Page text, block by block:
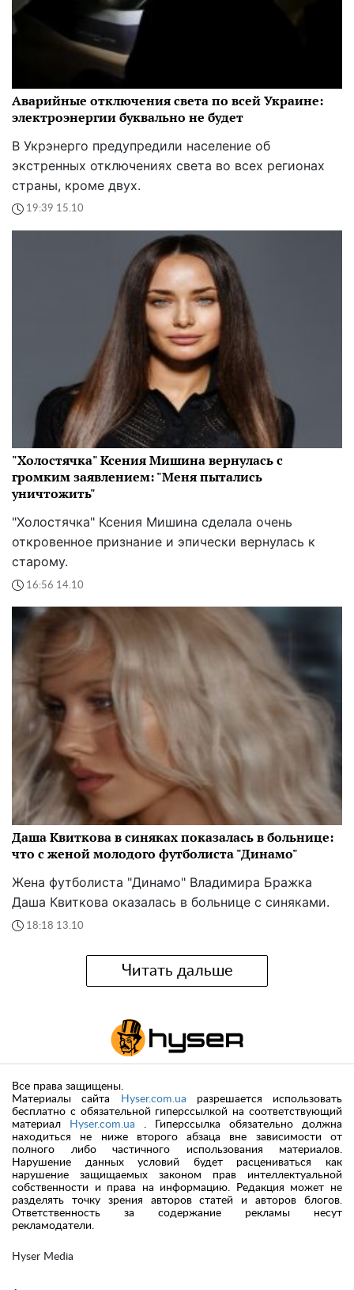
Аварийные отключения света по всей Украине:
электроэнергии буквально не будет
В Укрэнерго предупредили население об
экстренных отключениях света во всех регионах
страны, кроме двух.
19:39 15.10
"Холостячка" Ксения Мишина вернулась с
громким заявлением: "Меня пытались
уничтожить"
"Холостячка" Ксения Мишина сделала очень
откровенное признание и эпически вернулась к
старому.
16:56 14.10
Даша Квиткова в синяках показалась в больнице:
что с женой молодого футболиста "Динамо"
Жена футболиста "Динамо" Владимира Бражка
Даша Квиткова оказалась в больнице с синяками.
18:18 13.10
Читать дальше
Hyser Media
Все права защищены.
Материалы сайта
Hyser.com.ua разрешается использовать
бесплатно с обязательной гиперссылкой на соответствующий
материал
Hyser.com.ua . Гиперссылка обязательно должна
находиться не ниже второго абзаца вне зависимости от
полного либо частичного использования материалов.
Нарушение данных условий будет расцениваться как
нарушение защищаемых законом прав интеллектуальной
собственности и права на информацию. Редакция может не
разделять точку зрения авторов статей и авторов блогов.
Ответственность за содержание рекламы несут
рекламодатели.